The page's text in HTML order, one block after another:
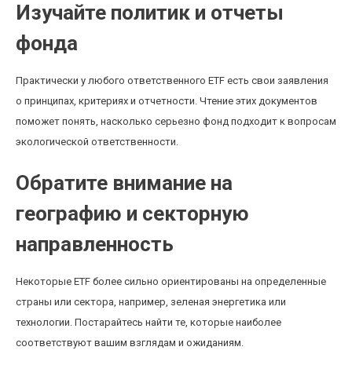
Изучайте политик и отчеты
фонда
Практически у любого ответственного ETF есть свои заявления
о принципах, критериях и отчетности. Чтение этих документов
поможет понять, насколько серьезно фонд подходит к вопросам
экологической ответственности.
Обратите внимание на
географию и секторную
направленность
Некоторые ETF более сильно ориентированы на определенные
страны или сектора, например, зеленая энергетика или
технологии. Постарайтесь найти те, которые наиболее
соответствуют вашим взглядам и ожиданиям.